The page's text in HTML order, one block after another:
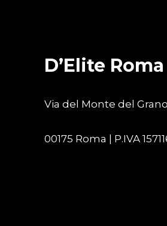
D’Elite
Via del Monte del
00175 Roma | P.IVA